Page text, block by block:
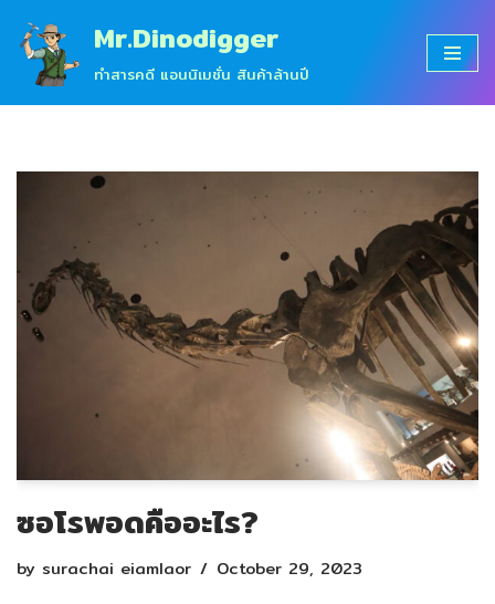
Skip
to
Mr.Dinodigger
ทำสารคดี แอนนิเมชั่น สินค้าล้านปี
ซอโรพอดคืออะไร?
by surachai eiamlaor October 29, 2023